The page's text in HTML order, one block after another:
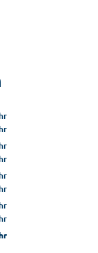
bis 12:00 Uhr
bis 16:00 Uhr
bis 12:00 Uhr
bis 16:00 Uhr
bis 12:00 Uhr
bis 16:00 Uhr
bis 12:00 Uhr
bis 16:00 Uhr